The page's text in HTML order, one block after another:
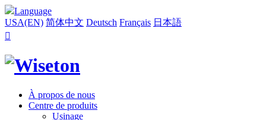
Language
USA(EN) 简体中文 Deutsch Français 日本語

À propos de nous
Centre de produits
Usinage